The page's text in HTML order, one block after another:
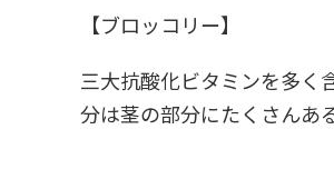
【ブロッコリー】
三大抗酸化ビタミンを多く
分は茎の部分にたくさんあ